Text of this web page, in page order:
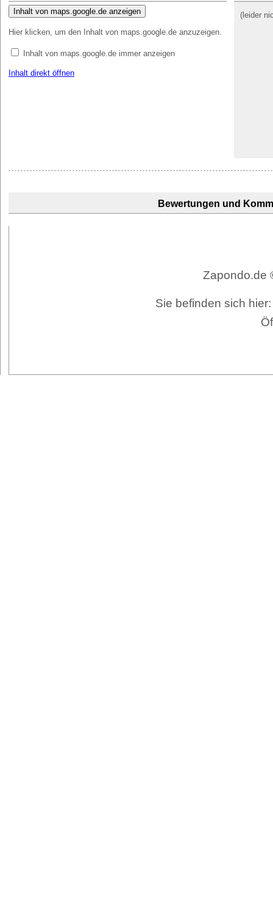
Inhalt von maps.google.de anzeigen
Hier klicken, um den Inhalt von maps.google.de anzuzeigen.
Inhalt von maps.google.de immer anzeigen
Inhalt direkt öffnen
(leider
Bewertungen und
Zapondo.de
Sie befinden sich